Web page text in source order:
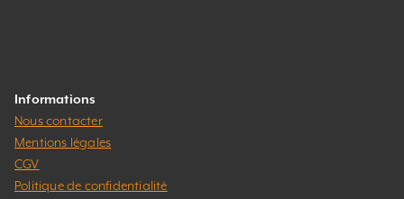
Informations
Nous contacter
Mentions légales
CGV
Politique de confidentialité